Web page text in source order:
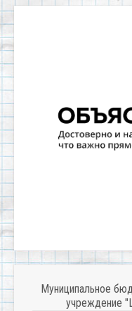
Муниципальное
учреждение